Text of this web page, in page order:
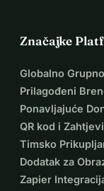
Značajke
Globalno
Prilagođeni
Ponavljajuće
QR kod i
Timsko
Dodatak za
Zapier